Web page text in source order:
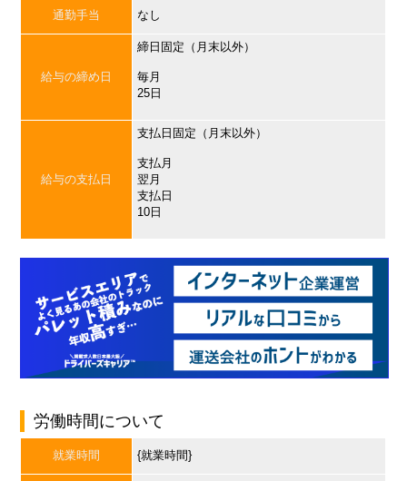
通勤手当 なし
給与の締め日
締日固定（月末以外）
毎月
25日
給与の支払日
支払日固定（月末以外）
支払月
翌月
支払日
10日
労働時間について
就業時間 {就業時間}